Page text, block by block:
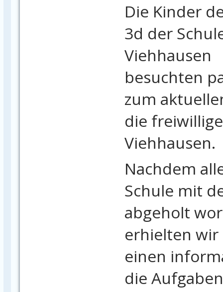
Die Kinder
3d der
Viehhausen
besuchten
zum
die
Viehhausen.
Nachdem
Schule mit
abgeholt
erhielten wir
einen
die